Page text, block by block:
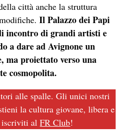
città anche la struttura
Il Palazzo dei Papi
incontro di grandi artisti e
a dare ad Avignone un
ma proiettato verso una
cosmopolita.
alle spalle. Gli unici nostri
la cultura giovane, libera e
iscriviti alFR Club!